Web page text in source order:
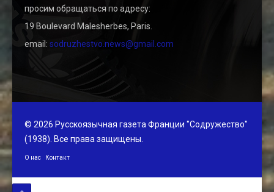
просим обращаться по адресу:
19 Boulevard Malesherbes, Paris.
email: sodruzhestvo.news@gmail.com
© 2026 Русскоязычная газета Франции "Содружество"
(1938). Все права защищены.
О нас Контакт